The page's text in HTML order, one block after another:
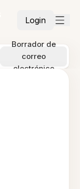
Login
Borrador de
correo
electrónico